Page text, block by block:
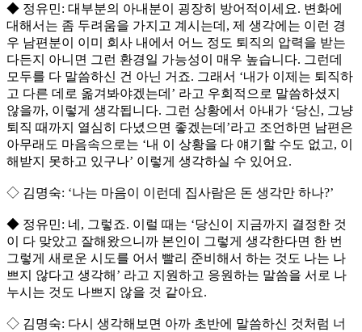
◆ 정유민: 대부분의 아내분이 굉장히 방어적이세요. 변화에
대해서는 좀 두려움을 가지고 계시는데, 제 생각에는 이런 경
우 남편분이 이미 회사 내에서 어느 정도 퇴직의 압력을 받는
다든지 아니면 그런 환경일 가능성이 매우 높습니다. 그런데
모두를 다 말씀하신 건 아닌 거죠. 그래서 ‘내가 이제는 퇴직하
고 다른 데로 옮겨봐야겠는데’ 라고 우회적으로 말씀하셨지
않을까, 이렇게 생각됩니다. 그런 상황에서 아내가 ‘당신, 그냥
퇴직 때까지 열심히 다녔으면 좋겠는데’라고 조언하면 남편은
아무래도 마음속으로는 ‘내 이 상황을 다 얘기할 수도 없고, 이
해받지 못하고 있구나’ 이렇게 생각하실 수 있어요.
◇ 김명숙: ‘나는 마음이 이런데 집사람은 돈 생각만 하나?’
◆ 정유민: 네, 그렇죠. 이럴 때는 ‘당신이 지금까지 결정한 것
이 다 맞았고 잘해왔으니까 본인이 그렇게 생각한다면 한 번
그렇게 새로운 시도를 어서 빨리 준비해서 하는 것도 나는 나
쁘지 않다고 생각해’ 라고 지원하고 응원하는 말씀을 서로 나
누시는 것도 나쁘지 않을 것 같아요.
◇ 김명숙: 다시 생각해보면 아까 초반에 말씀하신 것처럼 너